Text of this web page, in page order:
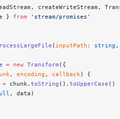
createWriteStream,
} from 'stream/promises'
( inputPath : string ,
= new Transform ({
, encoding , callback) {
= chunk. toString (). toUpperCase ()
, data)